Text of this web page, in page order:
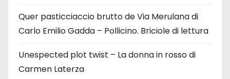
Quer pasticciaccio brutto de Via Merulana di
Carlo Emilio Gadda – Pollicino. Briciole di lettura
Unespected plot twist – La donna in rosso di
Carmen Laterza